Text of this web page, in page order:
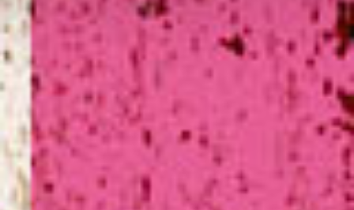
Kunstwerk Verbindingsboom
Wijkfestival Hoograven